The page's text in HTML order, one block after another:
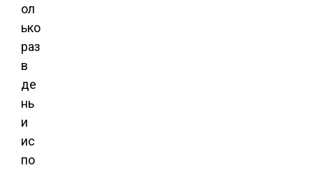
ол
ько
раз
в
де
нь
и
ис
по